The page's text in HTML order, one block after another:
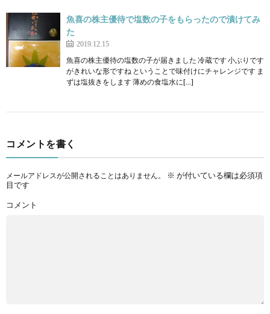
魚喜の株主優待で塩数の子をもらったので漬けてみ
た
2019.12.15
魚喜の株主優待の塩数の子が届きました 冷蔵です 小ぶりです
がきれいな形ですね ということで味付けにチャレンジです ま
ずは塩抜きをします 薄めの食塩水に[…]
コメントを書く
メールアドレスが公開されることはありません。 ※ が付いている欄は必須項
目です
コメント